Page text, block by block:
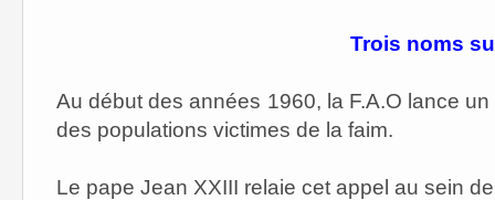
Trois noms
Au début des années 1960, la F.A.O lance
des populations victimes de la faim.
Le pape Jean XXIII relaie cet appel au sein